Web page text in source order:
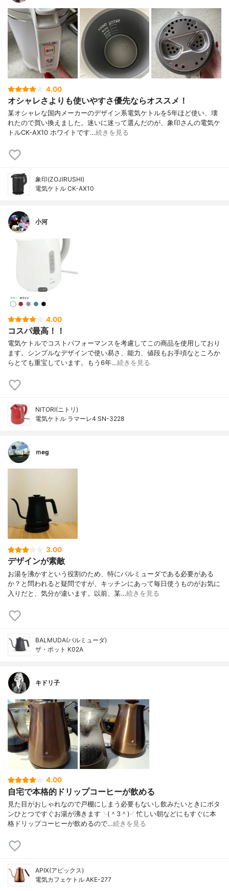
4.00
オシャレさよりも使いやすさ優先ならオススメ！
某オシャレな国内メーカーのデザイン系電気ケトルを5年ほど使い、壊
れたので買い換えました。迷いに迷って選んだのが、象印さんの電気ケ
トルCK-AX10 ホワイトです…続きを見る
象印(ZOJIRUSHI)
電気ケトル CK-AX10
小河
4.00
コスパ最高！！
電気ケトルでコストパフォーマンスを考慮してこの商品を使用しており
ます。シンプルなデザインで使い易さ、能力、値段もお手頃なところか
らとても重宝しています。もう6年…続きを見る
NITORI(ニトリ)
電気ケトル ラマーレ4 SN-3228
ｍeg
3.00
デザインが素敵
お湯を沸かすという役割のため、特にバルミューダである必要がある
か？と問われると疑問ですが、キッチンにあって毎日使うものがお気に
入りだと、気分が違います。以前、某…続きを見る
BALMUDA(バルミューダ)
ザ・ポット K02A
キドリ子
4.00
自宅で本格的ドリップコーヒーが飲める
見た目がおしゃれなので戸棚にしまう必要もないし飲みたいときにボタ
ンひとつですぐお湯が沸きます╰(＾3＾)╯忙しい朝などにもすぐに本
格ドリップコーヒーが飲めるので…続きを見る
APIX(アピックス)
電気カフェケトル AKE-277